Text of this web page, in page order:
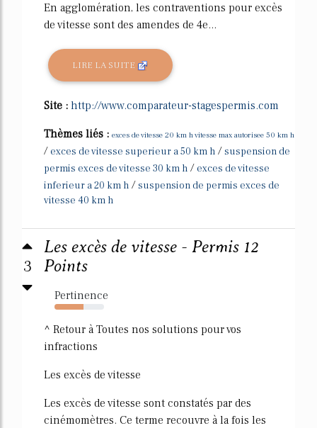
En agglomération, les contraventions pour excès
de vitesse sont des amendes de 4e...
LIRE LA SUITE
Site : http://www.comparateur-stagespermis.com
Thèmes liés : exces de vitesse 20 km h vitesse max autorisee 50 km h
/ exces de vitesse superieur a 50 km h /suspension de
permis exces de vitesse 30 km h / exces de vitesse
inferieur a 20 km h /suspension de permis exces de
vitesse 40 km h
3
Les excès de vitesse - Permis 12
Points
Pertinence
59%
^ Retour à Toutes nos solutions pour vos
infractions
Les excès de vitesse
Les excès de vitesse sont constatés par des
cinémomètres. Ce terme recouvre à la fois les